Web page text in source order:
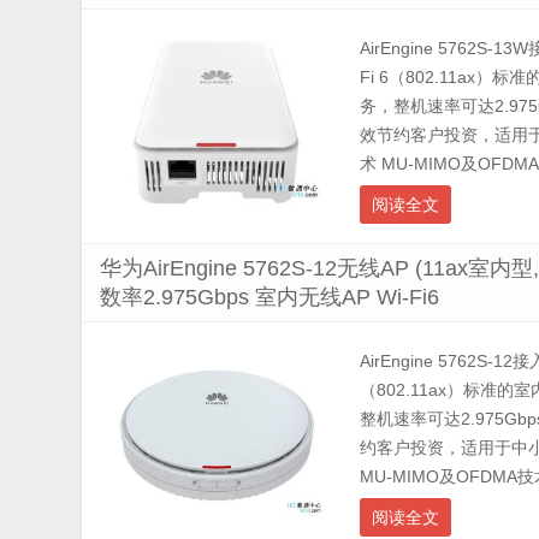
AirEngine 5762S-13W
Fi 6（802.11ax）标准
务，整机速率可达
效节约客户投资，适用
术 MU-MIMO及
阅读全文
华为AirEngine 5762S-12无线AP (11ax室内
数率2.975Gbps 室内无线AP Wi-Fi6
AirEngine 5762S-12接
（802.11ax）标准的
整机速率可达
约客户投资，适用于中
MU-MIMO及OFDMA
阅读全文